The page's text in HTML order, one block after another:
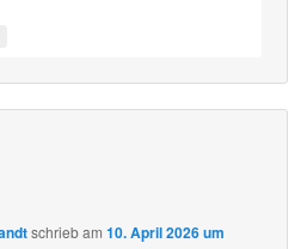
schriebam10. April 2026 um